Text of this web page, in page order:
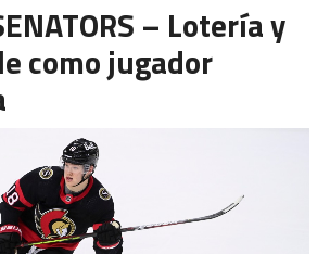
– Lotería y
como jugador